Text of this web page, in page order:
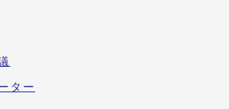
ター